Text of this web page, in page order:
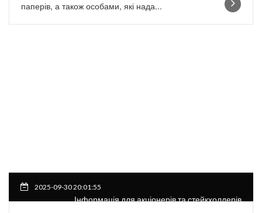
паперів, а також особами, які нада...
2025-09-30 20:01:55
Інформація для акціонерів та стейкхолдерів